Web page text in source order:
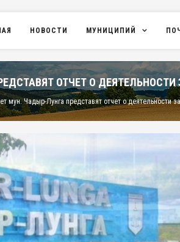
НОВОСТИ МУНИЦИПИЙ
ОТЧЕТ О
мун. Чадыр-Лунга представят отчет о деятельности